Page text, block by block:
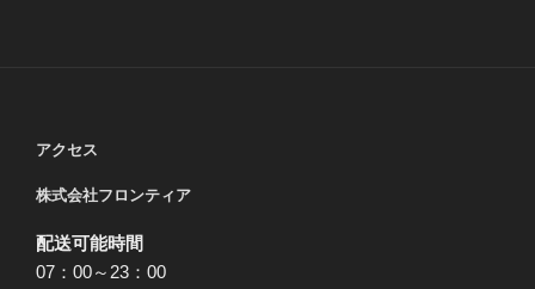
アクセス
株式会社フロンティア
配送可能時間
07：00～23：00